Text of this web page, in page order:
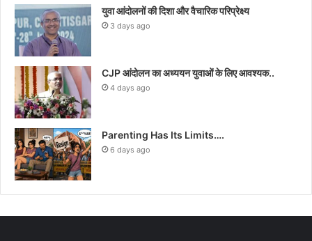
युवा आंदोलनों की दिशा और वैचारिक परिप्रेक्ष्य
3 days ago
CJP आंदोलन का अध्ययन युवाओं के लिए आवश्यक..
4 days ago
Parenting Has Its Limits….
6 days ago